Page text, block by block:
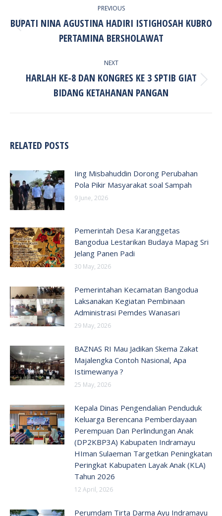
PREVIOUS
Previous
post:
BUPATI NINA AGUSTINA HADIRI ISTIGHOSAH KUBRO
PERTAMINA BERSHOLAWAT
NEXT
Next
post:
HARLAH KE-8 DAN KONGRES KE 3 SPTIB GIAT
BIDANG KETAHANAN PANGAN
RELATED POSTS
Iing Misbahuddin Dorong Perubahan
Pola Pikir Masyarakat soal Sampah
9 June, 2026
Pemerintah Desa Karanggetas
Bangodua Lestarikan Budaya Mapag Sri
Jelang Panen Padi
30 May, 2026
Pemerintahan Kecamatan Bangodua
Laksanakan Kegiatan Pembinaan
Administrasi Pemdes Wanasari
29 May, 2026
BAZNAS RI Mau Jadikan Skema Zakat
Majalengka Contoh Nasional, Apa
Istimewanya ?
25 May, 2026
Kepala Dinas Pengendalian Penduduk
Keluarga Berencana Pemberdayaan
Perempuan Dan Perlindungan Anak
(DP2KBP3A) Kabupaten Indramayu
HIman Sulaeman Targetkan Peningkatan
Peringkat Kabupaten Layak Anak (KLA)
Tahun 2026
12 April, 2026
Perumdam Tirta Darma Ayu Indramayu